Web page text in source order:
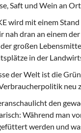
Saft und Wein an
wird mit einem
nah dran an einem
großen
in der
der Welt ist die
neu
den
Während man
werden und